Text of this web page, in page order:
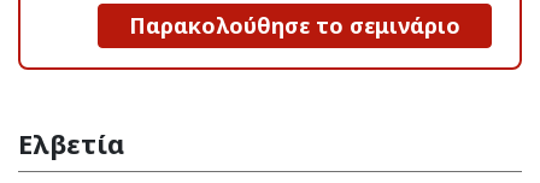
Παρακολούθησε το σεμινάριο
Ελβετία